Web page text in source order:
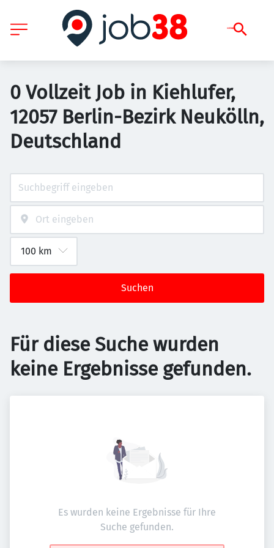
0 Vollzeit Job in Kiehlufer,
12057 Berlin-Bezirk Neukölln,
Deutschland
Suchen
Für diese Suche wurden
keine Ergebnisse gefunden.
Es wurden keine Ergebnisse für Ihre
Suche gefunden.